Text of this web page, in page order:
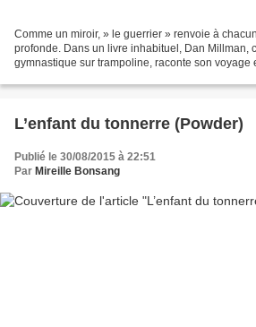
Comme un miroir, » le guerrier » renvoie à
profonde. Dans un livre inhabituel, Dan Millman,
gymnastique sur trampoline, raconte son voyage
L’enfant du tonnerre (Powder)
Publié le 30/08/2015 à 22:51
Par Mireille Bonsang